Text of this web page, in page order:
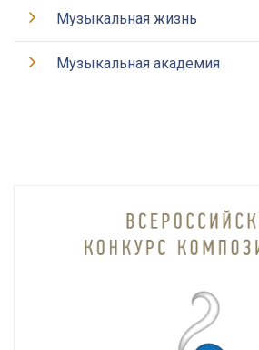
Музыкальная жизнь
Музыкальная академия